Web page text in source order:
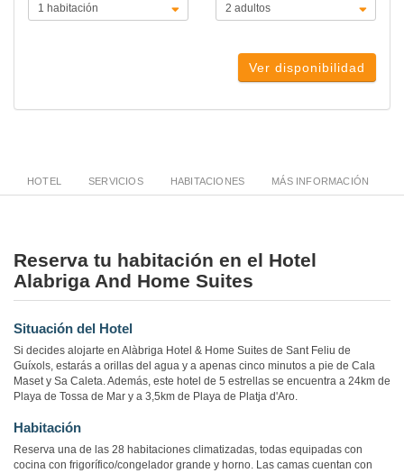
Ver disponibilidad
HOTEL SERVICIOS HABITACIONES MÁS INFORMACIÓN
Reserva tu habitación en el Hotel
Alabriga And Home Suites
Situación del Hotel
Si decides alojarte en Alàbriga Hotel & Home Suites de Sant Feliu de
Guíxols, estarás a orillas del agua y a apenas cinco minutos a pie de Cala
Maset y Sa Caleta. Además, este hotel de 5 estrellas se encuentra a 24km de
Playa de Tossa de Mar y a 3,5km de Playa de Platja d'Aro.
Habitación
Reserva una de las 28 habitaciones climatizadas, todas equipadas con
cocina con frigorífico/congelador grande y horno. Las camas cuentan con